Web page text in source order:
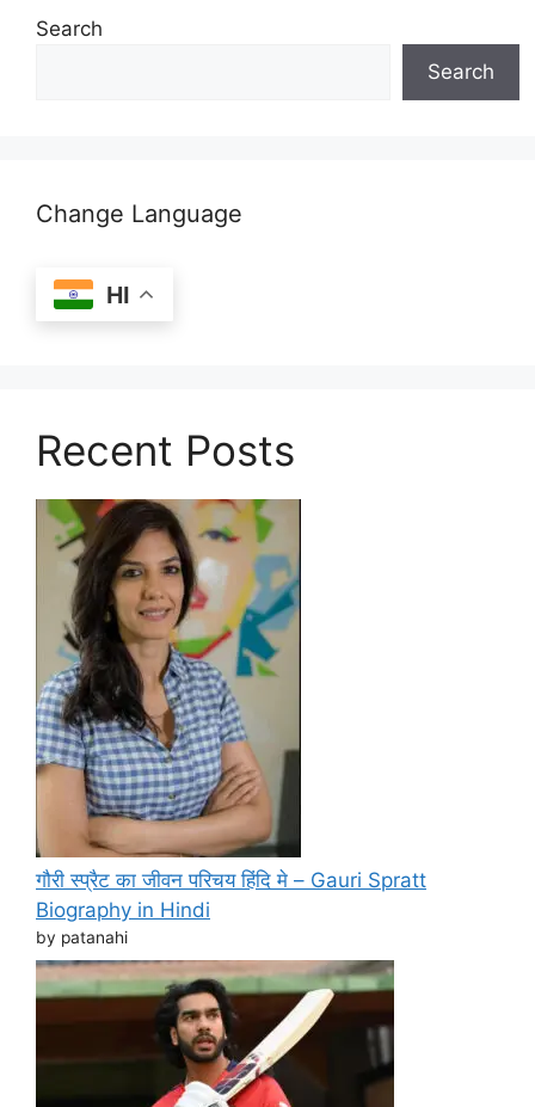
Search
Search
Change Language
HI
Recent Posts
गौरी स्प्रैट का जीवन परिचय हिंदि मे – Gauri Spratt
Biography in Hindi
by patanahi